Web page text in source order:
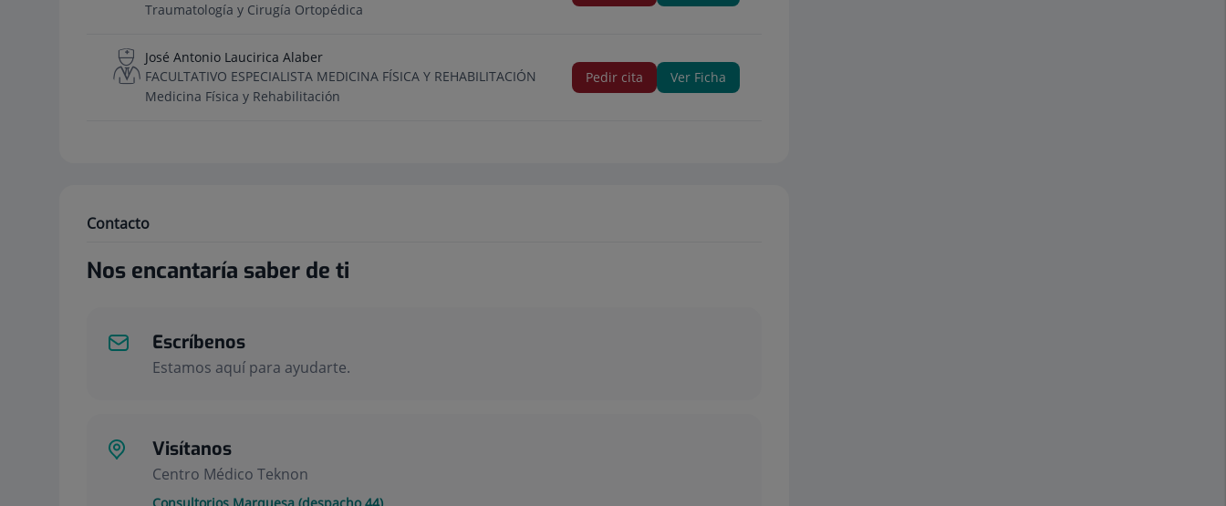
Traumatología y Cirugía Ortopédica
José Antonio Laucirica Alaber
FACULTATIVO ESPECIALISTA MEDICINA FÍSICA Y REHABILITACIÓN
Medicina Física y Rehabilitación
Pedir cita Ver Ficha
Contacto
Nos encantaría saber de ti
Escríbenos
Estamos aquí para ayudarte.
Visítanos
Centro Médico Teknon